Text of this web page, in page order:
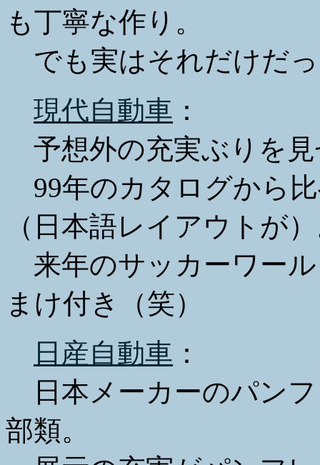
も丁寧な作り。
でも実はそれだけだ
現代自動車 ：
予想外の充実ぶりを
99年のカタログから
（日本語レイアウトが
来年のサッカーワー
まけ付き（笑）
日産自動車 ：
日本メーカーのパン
部類。